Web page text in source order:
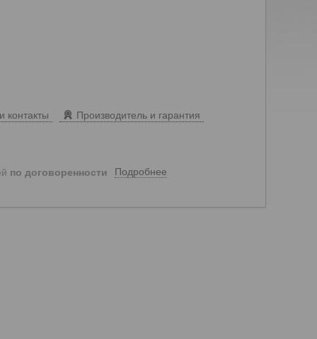
контакты Производитель и гарантия
по договоренности Подробнее